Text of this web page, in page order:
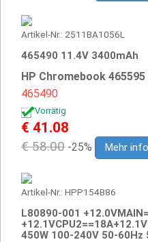
Artikel-Nr.: 2511BA1056L
465490 11.4V 3400mAh
HP Chromebook 465595
465490
Vorrätig
€ 41.08
€ 58.00 -25% Mehr info
Artikel-Nr.: HPP154B86
L80890-001
450W 100-240V 50-60Hz